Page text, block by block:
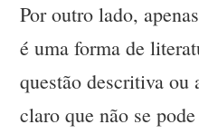
Por outro lado,
é uma forma de
questão descritiva
claro que não se